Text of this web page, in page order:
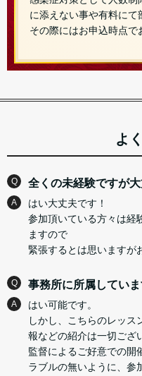
に添えない事や有料にて
その際にはお申込時点で
よ
Q 全くの未経験ですが
A
はい大丈夫です！
参加頂いている方々は経
ますので
緊張するとは思いますが
Q 事務所に所属してい
A
はい可能です。
しかし、こちらのレッス
報などの紹介は一切ござ
監督によるご好意での開
ラブルの無いように、参